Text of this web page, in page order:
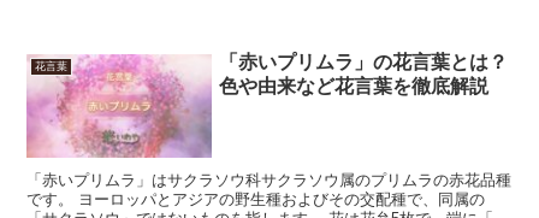
花言葉
「赤いプリムラ」の花言葉とは？
色や由来など花言葉を徹底解説
「赤いプリムラ」はサクラソウ科サクラソウ属のプリムラの赤花品種
です。 ヨーロッパとアジアの野生種およびその交配種で、同属の